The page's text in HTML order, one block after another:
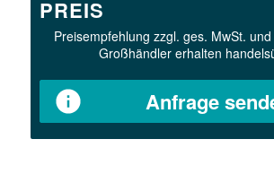
PREIS
Preisempfehlung zzgl. ges. MwSt.
Großhändler erhalten
Anfrage